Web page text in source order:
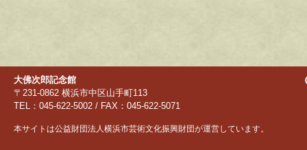
大佛次郎記念館
〒231-0862 横浜市中区山手町113
TEL：045-622-5002 / FAX：045-622-5071
本サイトは公益財団法人横浜市芸術文化振興財団が運営しています。